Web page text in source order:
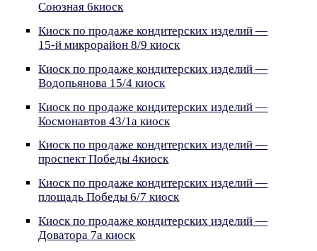
Союзная 6киоск
Киоск по продаже кондитерских изделий —
15-й микрорайон 8/9 киоск
Киоск по продаже кондитерских изделий —
Водопьянова 15/4 киоск
Киоск по продаже кондитерских изделий —
Космонавтов 43/1а киоск
Киоск по продаже кондитерских изделий —
проспект Победы 4киоск
Киоск по продаже кондитерских изделий —
площадь Победы 6/7 киоск
Киоск по продаже кондитерских изделий —
Доватора 7а киоск